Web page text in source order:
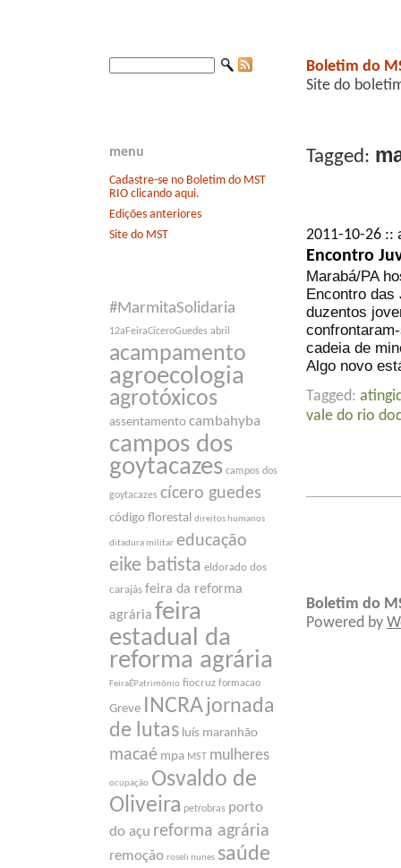
menu
Cadastre-se no Boletim do MST
RIO clicando aqui.
Edições anteriores
Site do MST
#MarmitaSolidaria
12aFeiraCíceroGuedes abril
acampamento
agroecologia
agrotóxicos
assentamento cambahyba
campos dos
goytacazes campos dos
goytacazes cícero guedes
código florestal direitos humanos
ditadura militar educação
eike batista eldorado dos
carajás feira da reforma
agrária feira
estadual da
reforma agrária
FeiraÉPatrimônio fiocruz formacao
Greve INCRA jornada
de lutas luís maranhão
macaé mpa MST mulheres
ocupação Osvaldo de
Oliveira petrobras porto
do açu reforma agrária
remoção roseli nunes saúde
Boletim do
Site do
Tagged:
2011-10-26
Encontro
Marabá/PA
Encontro das
duzentos
cadeia de
Algo novo
Tagged:
vale do rio
Boletim do
Powered by